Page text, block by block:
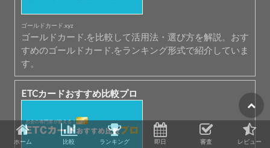
ゴールドカード.xyz
ゴールドカード.を比較して活用法・選び方を解説。おす
すめのゴールドカード.をランキング形式で紹介していま
す。
ETCカードおすすめ比較プロ
ホーム 比較 ランキング 即日 審査 レビュー